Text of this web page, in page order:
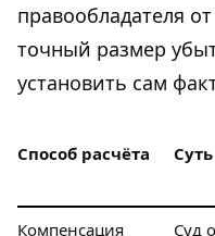
правообладателя
точный размер
установить сам
Способ расчёта Суть
Компенсация
Суд